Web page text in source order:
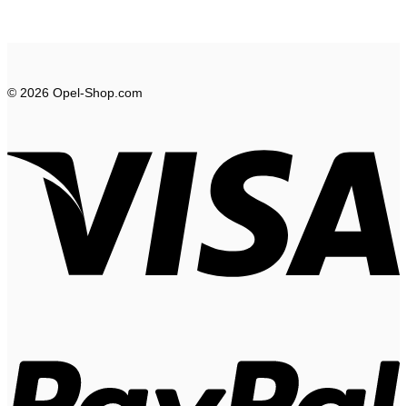
© 2026 Opel-Shop.com